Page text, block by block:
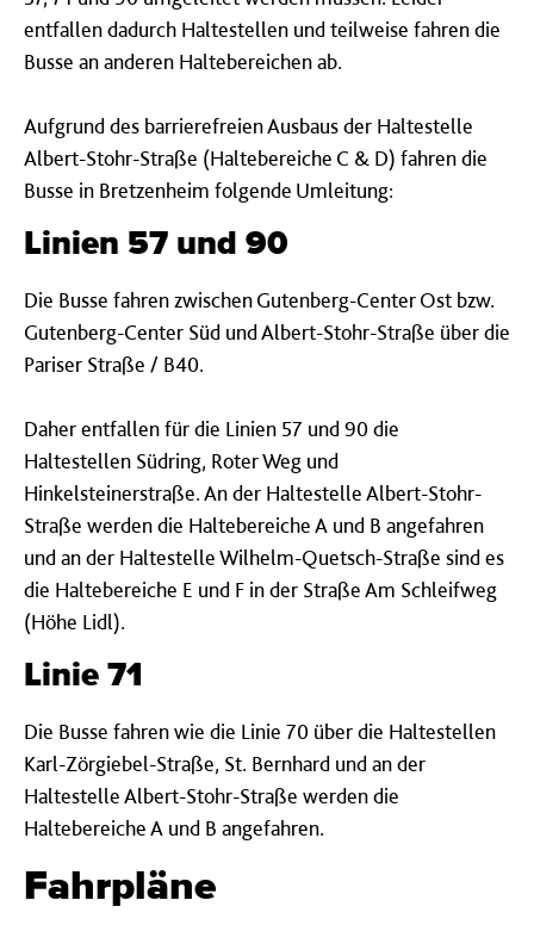
entfallen dadurch Haltestellen und teilweise fahren die
Busse an anderen Haltebereichen ab.
Aufgrund des barrierefreien Ausbaus der Haltestelle
Albert-Stohr-Straße (Haltebereiche C & D) fahren die
Busse in Bretzenheim folgende Umleitung:
Linien 57 und 90
Die Busse fahren zwischen Gutenberg-Center Ost bzw.
Gutenberg-Center Süd und Albert-Stohr-Straße über die
Pariser Straße / B40.
Daher entfallen für die Linien 57 und 90 die
Haltestellen Südring, Roter Weg und
Hinkelsteinerstraße. An der Haltestelle Albert-Stohr-
Straße werden die Haltebereiche A und B angefahren
und an der Haltestelle Wilhelm-Quetsch-Straße sind es
die Haltebereiche E und F in der Straße Am Schleifweg
(Höhe Lidl).
Linie 71
Die Busse fahren wie die Linie 70 über die Haltestellen
Karl-Zörgiebel-Straße, St. Bernhard und an der
Haltestelle Albert-Stohr-Straße werden die
Haltebereiche A und B angefahren.
Fahrpläne